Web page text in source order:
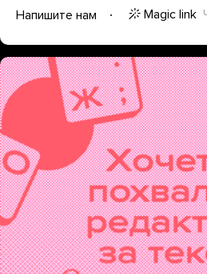
Напишите нам
Magic link